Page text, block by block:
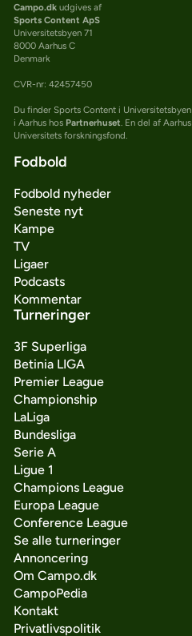
Campo.dkudgives af
Sports Content ApS
Universitetsbyen 71
8000 Aarhus C
Denmark
CVR-nr: 42457450
Du finder Sports Content i Universitetsbyen
i Aarhus hos Partnerhuset. En del af Aarhus
Universitets forskningsfond.
Fodbold
Fodbold nyheder
Seneste nyt
Kampe
TV
Ligaer
Podcasts
Kommentar
Turneringer
3F Superliga
Betinia LIGA
Premier League
Championship
LaLiga
Bundesliga
Serie A
Ligue 1
Champions League
Europa League
Conference League
Se alle turneringer
Annoncering
Om Campo.dk
CampoPedia
Kontakt
Privatlivspolitik